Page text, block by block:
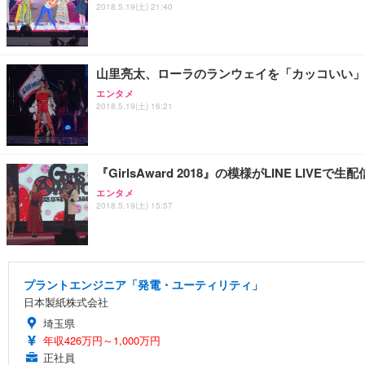
2018.5.19(土) 21:40
山里亮太、ローラのランウェイを「カッコいい
エンタメ
2018.5.19(土) 16:21
『GirlsAward 2018』の模様がLINE LIVEで生配
エンタメ
2018.5.19(土) 15:57
プラントエンジニア「発電・ユーティリティ」
日本製紙株式会社
埼玉県
年収426万円～1,000万円
正社員